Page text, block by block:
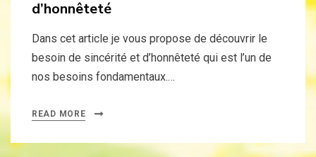
d’honnêteté
Dans cet article je vous propose de découvrir le
besoin de sincérité et d’honnêteté qui est l’un de
nos besoins fondamentaux.…
READ MORE